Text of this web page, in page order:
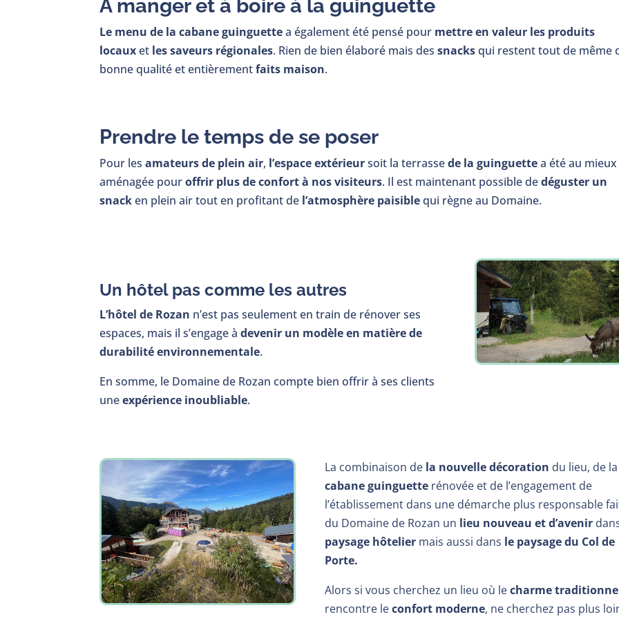
A manger et à boire à la guinguette
Le menu de la cabane guinguettea également été pensé pour mettre en valeur les produits
locauxet les saveurs régionales. Rien de bien élaboré mais dessnacksqui restent tout de même
bonne qualité et entièrementfaits maison.
Prendre le temps de se poser
Pour lesamateurs de plein air, l’espace extérieursoit la terrassede la guinguettea été au mieux
aménagée pouroffrir plus de confort à nos visiteurs. Il est maintenant possible dedéguster un
snacken plein air tout en profitant de l’atmosphère paisiblequi règne au Domaine.
Un hôtel pas comme les autres
L’hôtel de Rozan n’est pas seulement en train de rénover ses
espaces, mais il s’engage àdevenir un modèle en matière de
durabilité environnementale.
En somme, le Domaine de Rozan compte bien offrir à ses clients
uneexpérience inoubliable.
La combinaison de la nouvelle décoration du lieu, de la
cabane guinguette rénovée et de l’engagement de
l’établissement dans une démarche plus responsable
du Domaine de Rozan un lieu nouveau et d’avenir
paysage hôtelier mais aussi dans le paysage du Col de
Porte.
Alors si vous cherchez un lieu où lecharme
rencontre leconfort moderne, ne cherchez pas plus